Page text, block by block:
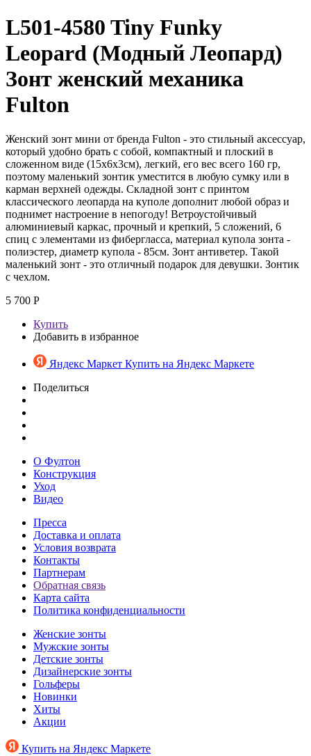
L501-4580 Tiny Funky
Leopard (Модный Леопард)
Зонт женский механика
Fulton
Женский зонт мини от бренда Fulton - это стильный аксессуар,
который удобно брать с собой, компактный и плоский в
сложенном виде (15х6х3см), легкий, его вес всего 160 гр,
поэтому маленький зонтик уместится в любую сумку или в
карман верхней одежды. Складной зонт с принтом
классического леопарда на куполе дополнит любой образ и
поднимет настроение в непогоду! Ветроустойчивый
алюминиевый каркас, прочный и крепкий, 5 сложений, 6
спиц с элементами из фибергласса, материал купола зонта -
полиэстер, диаметр купола - 85см. Зонт антиветер. Такой
маленький зонт - это отличный подарок для девушки. Зонтик
с чехлом.
5 700 Р
Купить
Добавить в избранное
Яндекс Маркет Купить на Яндекс Маркете
Поделиться
О Фултон
Конструкция
Уход
Видео
Пресса
Доставка и оплата
Условия возврата
Контакты
Партнерам
Обратная связь
Карта сайта
Политика конфиденциальности
Женские зонты
Мужские зонты
Детские зонты
Дизайнерские зонты
Гольферы
Новинки
Хиты
Акции
Купить на Яндекс Маркете